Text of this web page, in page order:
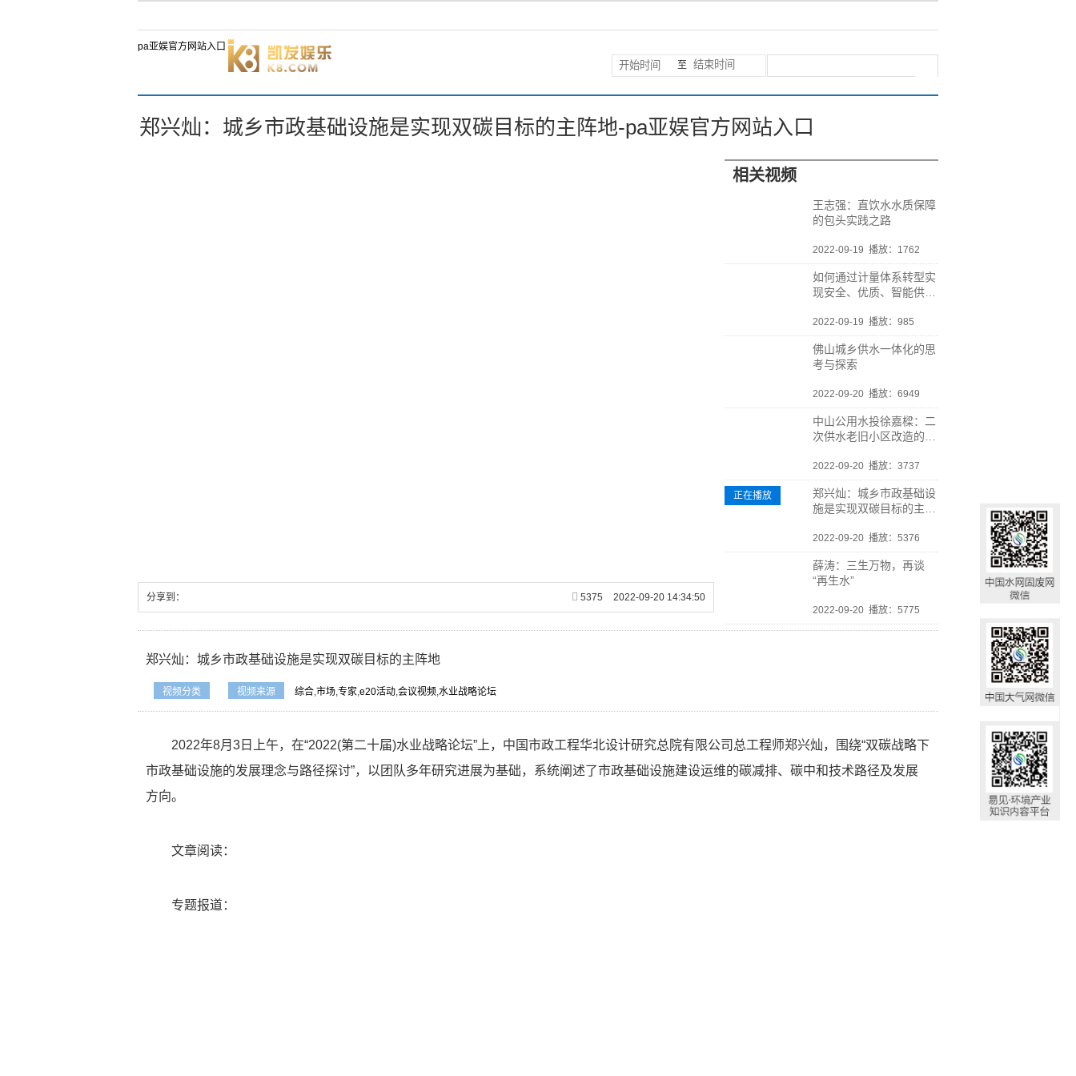
pa亚娱官方网站入口
至
郑兴灿：城乡市政基础设施是实现双碳目标的主阵地-pa亚娱官方网站入口
分享到： 5375 2022-09-20 14:34:50
相关视频
王志强：直饮水水质保障
的包头实践之路
2022-09-19 播放：1762
如何通过计量体系转型实
现安全、优质、智能供
2022-09-19 播放：985
佛山城乡供水一体化的思
考与探索
2022-09-20 播放：6949
中山公用水投徐嘉樑：二
次供水老旧小区改造的实
2022-09-20 播放：3737
郑兴灿：城乡市政基础设
施是实现双碳目标的主阵
2022-09-20 播放：5376
正在播放
薛涛：三生万物，再谈
“再生水”
2022-09-20 播放：5775
郑兴灿：城乡市政基础设施是实现双碳目标的主阵地
视频分类 视频来源 综合,市场,专家,e20活动,会议视频,水业战略论坛
2022年8月3日上午，在“2022(第二十届)水业战略论坛”上，中国市政工程华北设计研究总院有限公司总工程师郑兴灿，围绕“双碳战略下
市政基础设施的发展理念与路径探讨”，以团队多年研究进展为基础，系统阐述了市政基础设施建设运维的碳减排、碳中和技术路径及发展
方向。
文章阅读：
专题报道：